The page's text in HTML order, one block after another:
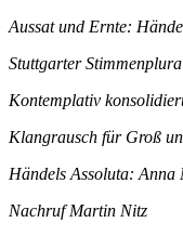
Aussat und Ernte:
Stuttgarter
Kontemplativ
Klangrausch für Groß
Händels Assoluta: Anna
Nachruf Martin Nitz